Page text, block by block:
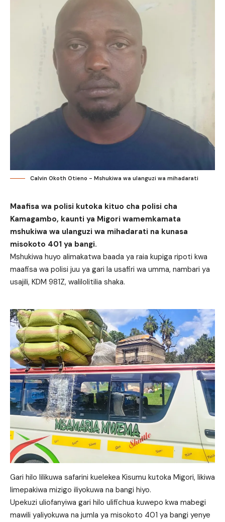
Calvin Okoth Otieno - Mshukiwa wa ulanguzi wa mihadarati
Maafisa wa polisi kutoka kituo cha polisi cha
Kamagambo, kaunti ya Migori wamemkamata
mshukiwa wa ulanguzi wa mihadarati na kunasa
misokoto 401 ya bangi.
Mshukiwa huyo alimakatwa baada ya raia kupiga ripoti kwa
maafisa wa polisi juu ya gari la usafiri wa umma, nambari ya
usajili, KDM 981Z, walilolitilia shaka.
Gari hilo lilikuwa safarini kuelekea Kisumu kutoka Migori, likiwa
limepakiwa mizigo iliyokuwa na bangi hiyo.
Upekuzi uliofanyiwa gari hilo ulifichua kuwepo kwa mabegi
mawili yaliyokuwa na jumla ya misokoto 401 ya bangi yenye